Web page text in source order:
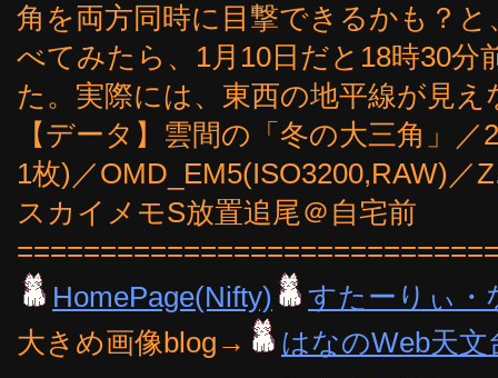
角を両方同時に目撃できるかも？
べてみたら、1月10日だと18時30
た。実際には、東西の地平線が見
【データ】雲間の「冬の大三角」
1枚)／OMD_EM5(ISO3200,RAW)／
スカイメモS放置追尾＠自宅前
HomePage(Nifty)
すたーりぃ・
大きめ画像blog→
はなのWeb天文